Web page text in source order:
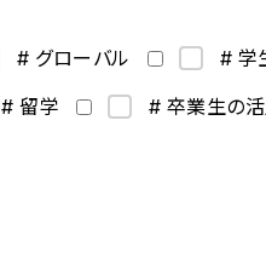
# グローバル
# 学
# 留学
# 卒業生の